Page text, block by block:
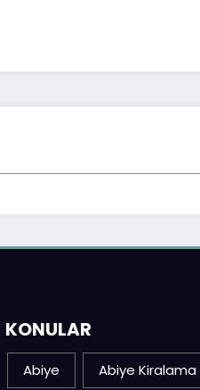
KONULAR
Abiye Abiye Kiralama